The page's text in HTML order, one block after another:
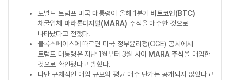
도널드 트럼프 미국 대통령이 올해 1분기 비트코인(BTC)
채굴업체 마라톤디지털(MARA) 주식을 매수한 것으로
나타났다고 전했다.
블록스페이스에 따르면 미국 정부윤리청(OGE) 공시에서
트럼프 대통령은 지난 1월부터 3월 사이
MARA 주식을 매입한
것으로 확인됐다고 밝혔다.
다만 구체적인 매입 규모와 평균 매수 단가는 공개되지 않았다고